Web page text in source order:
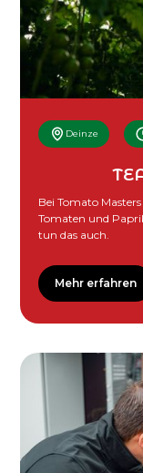
Deinze
Bei Tomato
Tomaten und
tun das auch.
Mehr erfahren